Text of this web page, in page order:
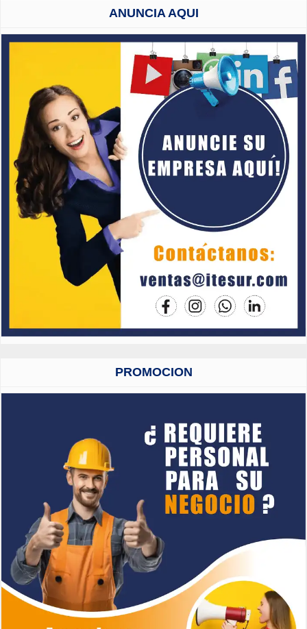
ANUNCIA AQUI
PROMOCION